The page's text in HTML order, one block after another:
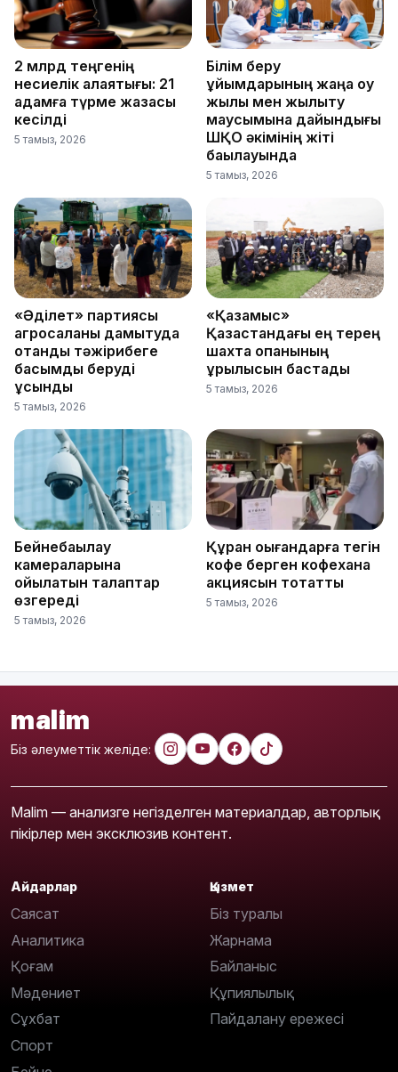
2 млрд теңгенің
несиелік алаяқтығы: 21
адамға түрме жазасы
кесілді
5 тамыз, 2026
Білім беру
ұйымдарының жаңа оқу
жылы мен жылыту
маусымына дайындығы
ШҚО әкімінің жіті
бақылауында
5 тамыз, 2026
«Әділет» партиясы
агросаланы дамытуда
отандық тәжірибеге
басымдық беруді
ұсынды
5 тамыз, 2026
«Қазақмыс»
Қазақстандағы ең терең
шахта оқпанының
құрылысын бастады
5 тамыз, 2026
Бейнебақылау
камераларына
қойылатын талаптар
өзгереді
5 тамыз, 2026
Құран оқығандарға тегін
кофе берген кофехана
акциясын тоқтатты
5 тамыз, 2026
malim
Біз әлеуметтік желіде:
Malim — анализге негізделген материалдар, авторлық
пікірлер мен эксклюзив контент.
Айдарлар
Саясат
Аналитика
Қоғам
Мәдениет
Сұхбат
Спорт
Қызмет
Біз туралы
Жарнама
Байланыс
Құпиялылық
Пайдалану ережесі